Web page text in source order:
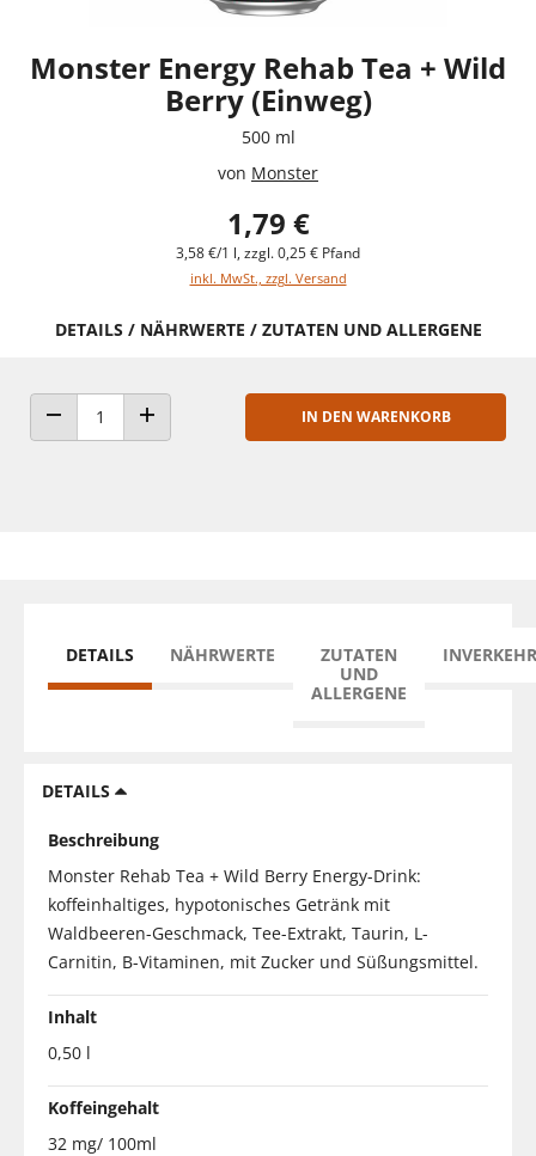
Monster Energy Rehab Tea + Wild
Berry (Einweg)
500 ml
von Monster
1,79 €
3,58 €/1 l, zzgl. 0,25 € Pfand
inkl. MwSt., zzgl. Versand
DETAILS / NÄHRWERTE / ZUTATEN UND ALLERGENE
ANZAHL VERRINGERNANZAHL ERHÖHEN
IN DEN WARENKORB
DETAILS NÄHRWERTE
ZUTATEN
UND
ALLERGENE
DETAILS
Beschreibung
Monster Rehab Tea + Wild Berry Energy-Drink:
koffeinhaltiges, hypotonisches Getränk mit
Waldbeeren-Geschmack, Tee-Extrakt, Taurin, L-
Carnitin, B-Vitaminen, mit Zucker und Süßungsmittel.
Inhalt
0,50 l
Koffeingehalt
32 mg/ 100ml